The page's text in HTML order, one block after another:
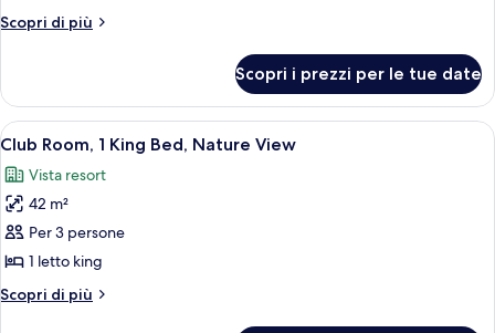
Bed,
(Governors
Suite)
Scopri di più
Altri
1
King
Bed,
View
(Governors
Scopri i prezzi per le tue date
Apri
tutte
le
foto
per
Club
Room,
1
Camera d'albergo moderna con un
8
Club Room, 1 King Bed, Nature View
Vista resort
42 m²
Per 3 persone
1 letto king
Scopri di più
Altri